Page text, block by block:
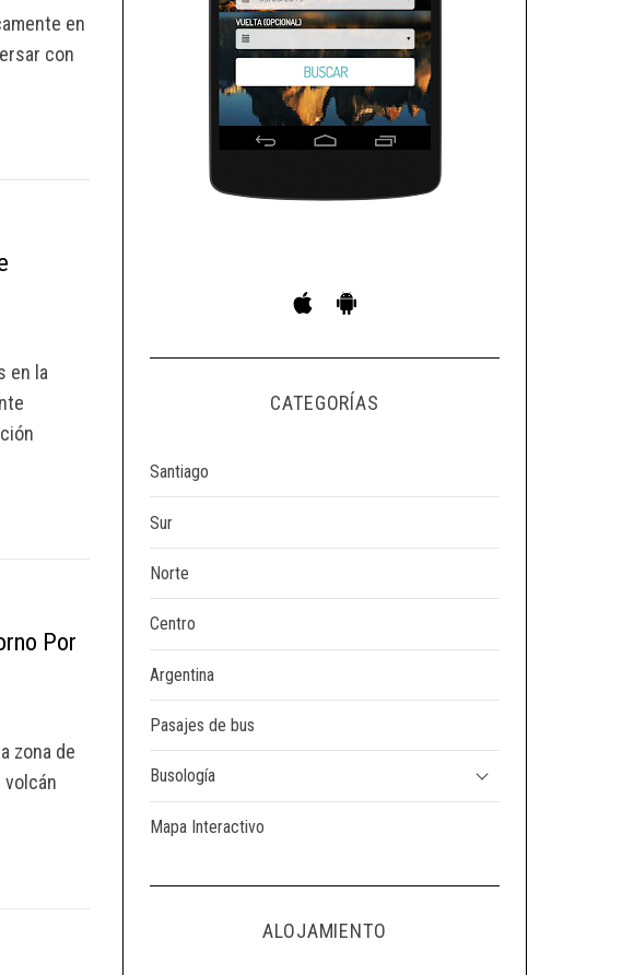
en
con
en la
Por
zona de
volcán
CATEGORÍAS
Santiago
Sur
Norte
Centro
Argentina
Pasajes de bus
Busología
Mapa Interactivo
ALOJAMIENTO